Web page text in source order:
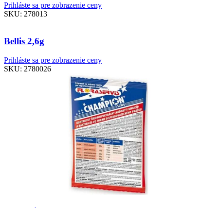
Prihláste sa pre zobrazenie ceny
SKU: 278013
Bellis 2,6g
Prihláste sa pre zobrazenie ceny
SKU: 2780026